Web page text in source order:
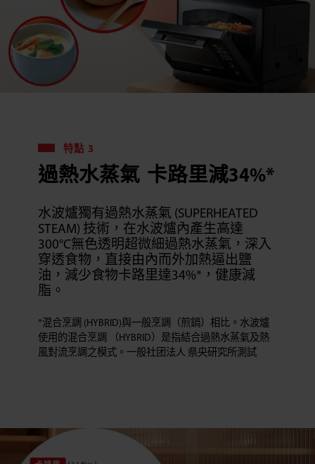
特點 3
過熱水蒸氣 卡路里減34%*
水波爐獨有過熱水蒸氣 (SUPERHEATED
STEAM) 技術，在水波爐內產生高達
300°C無色透明超微細過熱水蒸氣，深入
穿透食物，直接由內而外加熱逼出鹽
油，減少食物卡路里達34%*，健康減
脂。
*混合烹調 (HYBRID)與一般烹調（煎鍋）相比。水波爐
使用的混合烹調 （HYBRID）是指結合過熱水蒸氣及熱
風對流烹調之模式。一般社团法人 県央研究所測試